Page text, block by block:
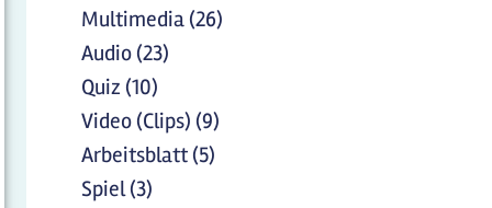
Multimedia (26)
Audio (23)
Quiz (10)
Video (Clips) (9)
Arbeitsblatt (5)
Spiel (3)